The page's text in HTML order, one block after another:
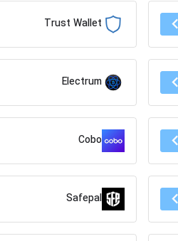
Trust Wallet
Electrum
Cobo
Safepal